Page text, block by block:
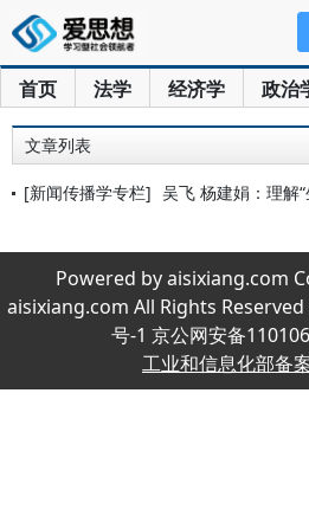
首页 法学 经济学 政治
文章列表
[新闻传播学专栏] 吴飞 杨建娟：理解“
Powered by aisixiang.com
aisixiang.com All Rights Reserved
号-1 京公网安备
工业和信息化部备